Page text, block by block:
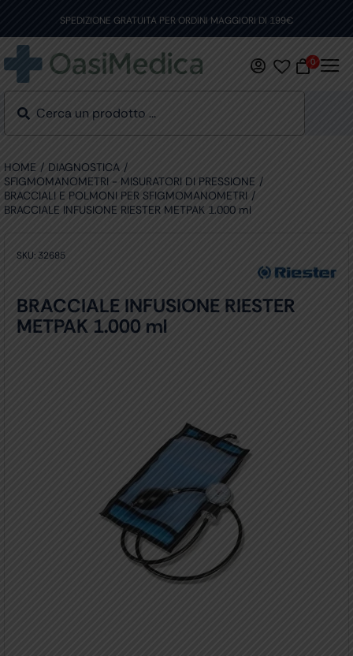
content
SPEDIZIONE GRATUITA PER ORDINI MAGGIORI DI 199€
0
HOME
DIAGNOSTICA
SFIGMOMANOMETRI - MISURATORI DI PRESSIONE
BRACCIALI E POLMONI PER SFIGMOMANOMETRI
BRACCIALE INFUSIONE RIESTER METPAK 1.000 ml
SKU: 32685
BRACCIALE INFUSIONE RIESTER
METPAK 1.000 ml